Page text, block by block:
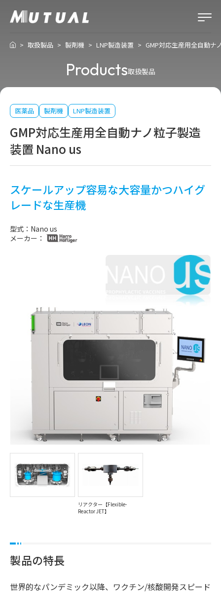
取扱製品 製剤機 LNP製造装置 GMP対応生産用全自動ナ
Products取扱製品
医薬品 製剤機 LNP製造装置
GMP対応生産用全自動ナノ粒子製造
装置 Nano us
スケールアップ容易な大容量かつハイグ
レードな生産機
型式：Nano us
メーカー：
リアクター【Flexible-
Reactor JET】
製品の特長
世界的なパンデミック以降、ワクチン/核酸開発スピード